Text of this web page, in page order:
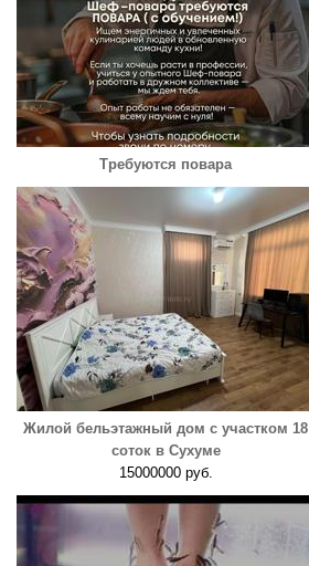
Требуются повара
Жилой бельэтажный дом с участком 18
соток в Сухуме
15000000 руб.